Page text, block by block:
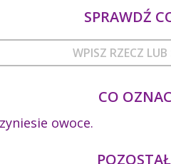
SPRAWDŹ
CO
owoce.